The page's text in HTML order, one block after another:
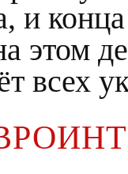
и
этом
всех